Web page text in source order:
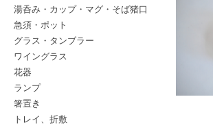
湯呑み・カップ・マグ・そば猪口
急須・ポット
グラス・タンブラー
ワイングラス
花器
ランプ
箸置き
トレイ、折敷